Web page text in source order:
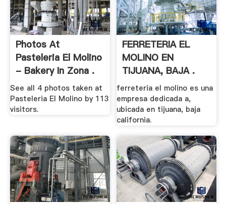
Photos At
Pasteleria El Molino
- Bakery In Zona .
See all 4 photos taken at
Pasteleria El Molino by 113
visitors.
FERRETERIA EL
MOLINO EN
TIJUANA, BAJA .
ferreteria el molino es una
empresa dedicada a,
ubicada en tijuana, baja
california.